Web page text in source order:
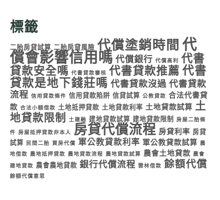
標籤
二胎房貸試算 二胎房貸風險 代償塗銷時間 代
償會影響信用嗎 代償銀行 代償高利
代書
貸款安全嗎 代書貸款審核 代書貸款推薦 代書
貸款是地下錢莊嗎 代書貸款沒過 代書貸款
流程 信用貸款條件 信用貸款陷阱 信貸試算 公教貸款 合法代書貸
款 合法小額借款 土地抵押貸款 土地貸款利率 土地貸款試算 土
地貸款限制
土建融 建地貸款試算 建地貸款限制 房屋二胎條
件 房屋抵押貸款非本人 房貸代償流程 房貸利率 房貸
試算
民間二胎 買房代償 軍公教貸款利率 軍公教貸款試算
農
地借款
農地抵押貸款 農地貸款流程 農地貸款試算 農會土地貸款 農會
建地貸款 農會農地貸款 銀行代償流程 雲林借款 餘額代償
餘額代償意思